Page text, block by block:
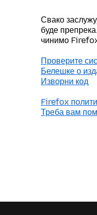
Свако
буде
чинимо
Проверите
Белешке о
Изворни код
Firefox
Треба вам